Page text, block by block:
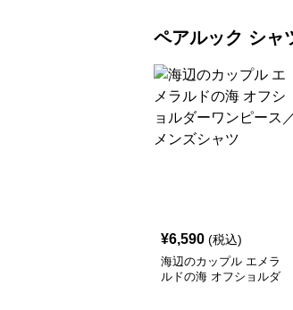
ペアルック シャ
¥6,590 (税込)
海辺のカップル エメラ
ルドの海 オフショルダ